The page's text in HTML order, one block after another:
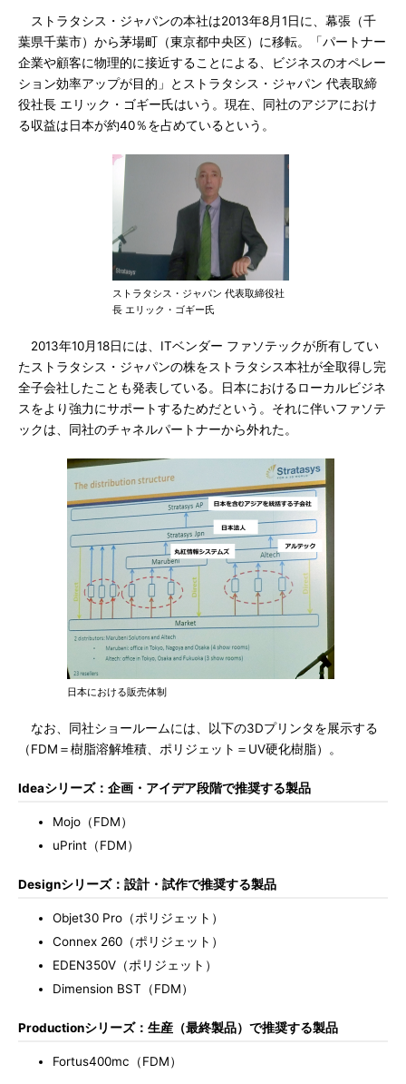
ストラタシス・ジャパンの本社は2013年8月1日に、幕張（千
葉県千葉市）から茅場町（東京都中央区）に移転。「パートナー
企業や顧客に物理的に接近することによる、ビジネスのオペレー
ション効率アップが目的」とストラタシス・ジャパン 代表取締
役社長 エリック・ゴギー氏はいう。現在、同社のアジアにおけ
る収益は日本が約40％を占めているという。
ストラタシス・ジャパン 代表取締役社
長 エリック・ゴギー氏
2013年10月18日には、ITベンダー ファソテックが所有してい
たストラタシス・ジャパンの株をストラタシス本社が全取得し完
全子会社したことも発表している。日本におけるローカルビジネ
スをより強力にサポートするためだという。それに伴いファソテ
ックは、同社のチャネルパートナーから外れた。
日本における販売体制
なお、同社ショールームには、以下の3Dプリンタを展示する
（FDM＝樹脂溶解堆積、ポリジェット＝UV硬化樹脂）。
Ideaシリーズ：企画・アイデア段階で推奨する製品
Mojo（FDM）
uPrint（FDM）
Designシリーズ：設計・試作で推奨する製品
Objet30 Pro（ポリジェット）
Connex 260（ポリジェット）
EDEN350V（ポリジェット）
Dimension BST（FDM）
Productionシリーズ：生産（最終製品）で推奨する製品
Fortus400mc（FDM）